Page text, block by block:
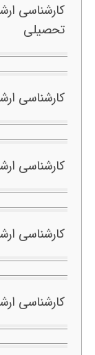
کارشناسی
تحصیلی
کارشناسی
کارشناسی
کارشناسی
کارشناسی